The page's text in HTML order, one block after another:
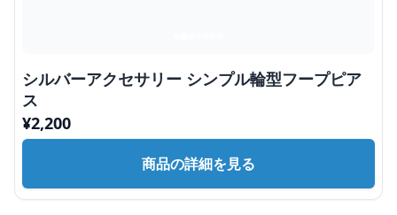
シルバーアクセサリー シンプル輪型フープピア
ス
¥2,200
商品の詳細を見る